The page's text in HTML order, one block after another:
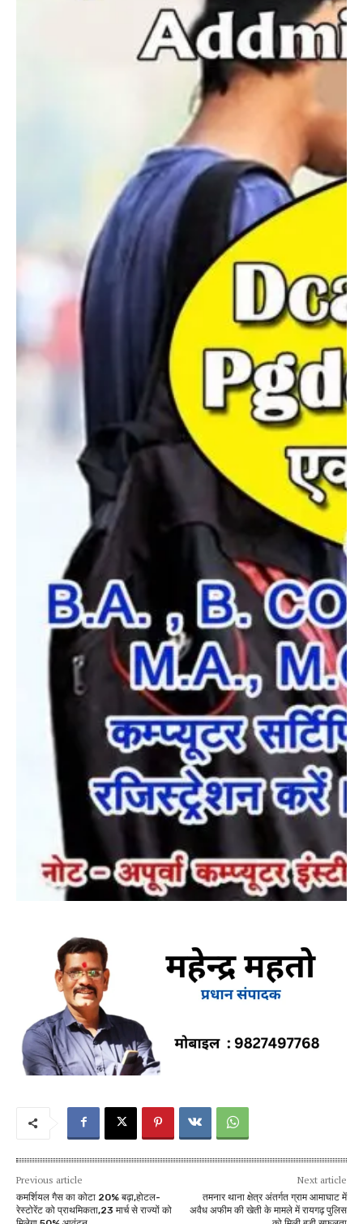
Previous article
कमर्शियल गैस का कोटा 20% बढ़ा,होटल-
रेस्टोरेंट को प्राथमिकता,23 मार्च से राज्यों को
Next article
तमनार थाना क्षेत्र अंतर्गत ग्राम आमाघाट में
अवैध अफीम की खेती के मामले में रायगढ़ पुलिस